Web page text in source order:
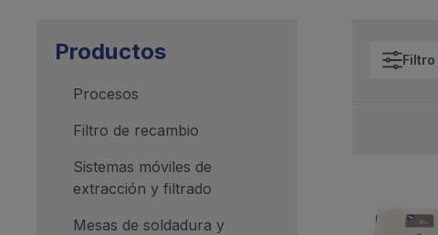
Productos
Procesos
Filtro de recambio
Sistemas móviles de
extracción y filtrado
Mesas de soldadura y
Filtro